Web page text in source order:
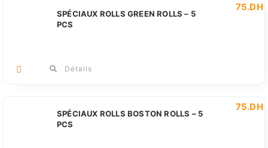
SPÉCIAUX ROLLS GREEN ROLLS – 5
PCS
75.DH
Détails
SPÉCIAUX ROLLS BOSTON ROLLS – 5
PCS
75.DH